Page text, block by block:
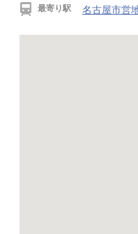
最寄り駅 名古屋市営